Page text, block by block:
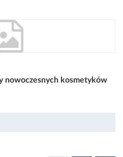
nowoczesnych kosmetyków